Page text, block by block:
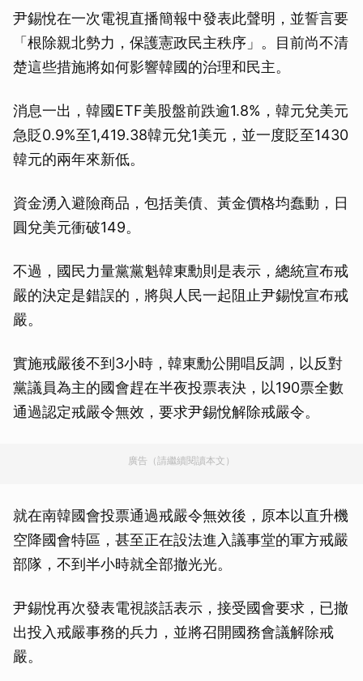
尹錫悅在一次電視直播簡報中發表此聲明，並誓言要
「根除親北勢力，保護憲政民主秩序」。目前尚不清
楚這些措施將如何影響韓國的治理和民主。
消息一出，韓國ETF美股盤前跌逾1.8%，韓元兌美元
急貶0.9%至1,419.38韓元兌1美元，並一度貶至1430
韓元的兩年來新低。
資金湧入避險商品，包括美債、黃金價格均蠢動，日
圓兌美元衝破149。
不過，國民力量黨黨魁韓東勳則是表示，總統宣布戒
嚴的決定是錯誤的，將與人民一起阻止尹錫悅宣布戒
嚴。
實施戒嚴後不到3小時，韓東勳公開唱反調，以反對
黨議員為主的國會趕在半夜投票表決，以190票全數
通過認定戒嚴令無效，要求尹錫悅解除戒嚴令。
廣告（請繼續閱讀本文）
就在南韓國會投票通過戒嚴令無效後，原本以直升機
空降國會特區，甚至正在設法進入議事堂的軍方戒嚴
部隊，不到半小時就全部撤光光。
尹錫悅再次發表電視談話表示，接受國會要求，已撤
出投入戒嚴事務的兵力，並將召開國務會議解除戒
嚴。